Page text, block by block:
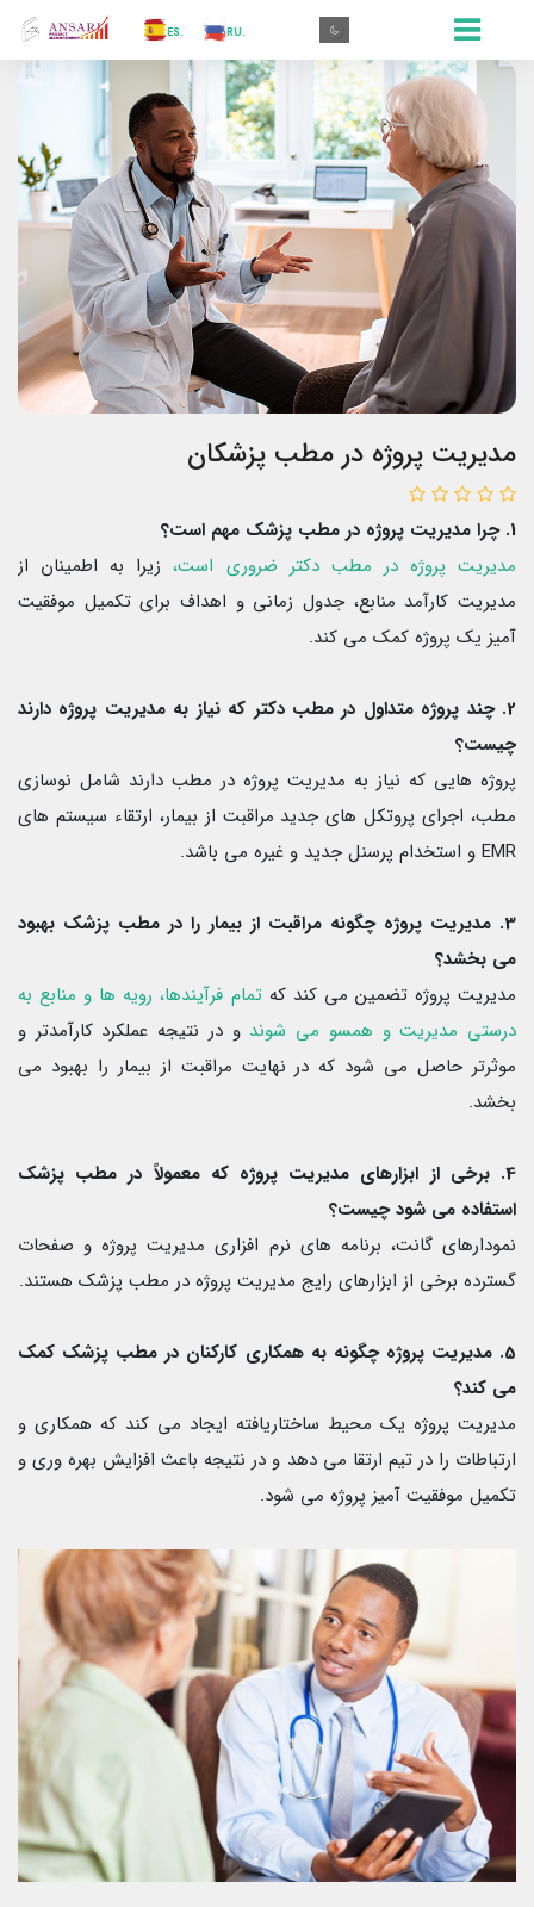
.IN
مدیریت پروژه در مطب پزشکان
1. چرا مدیریت پروژه در مطب پزشک مهم است؟
مدیریت پروژه در مطب دکتر ضروری است،زیرا به اطمینان از
مدیریت کارآمد منابع، جدول زمانی و اهداف برای تکمیل موفقیت
آمیز یک پروژه کمک می کند.
2. چند پروژه متداول در مطب دکتر که نیاز به مدیریت پروژه دارند
چیست؟
پروژه هایی که نیاز به مدیریت پروژه در مطب دارند شامل نوسازی
مطب، اجرای پروتکل های جدید مراقبت از بیمار، ارتقاء سیستم های
EMR و استخدام پرسنل جدید و غیره می باشد.
3. مدیریت پروژه چگونه مراقبت از بیمار را در مطب پزشک بهبود
می بخشد؟
مدیریت پروژه تضمین می کند کهتمام فرآیندها، رویه ها و منابع به
درستی مدیریت و همسو می شوند و در نتیجه عملکرد کارآمدتر و
موثرتر حاصل می شود که در نهایت مراقبت از بیمار را بهبود می
بخشد.
4. برخی از ابزارهای مدیریت پروژه که معمولاً در مطب پزشک
استفاده می شود چیست؟
نمودارهای گانت، برنامه های نرم افزاری مدیریت پروژه و صفحات
گسترده برخی از ابزارهای رایج مدیریت پروژه در مطب پزشک هستند.
5. مدیریت پروژه چگونه به همکاری کارکنان در مطب پزشک کمک
می کند؟
مدیریت پروژه یک محیط ساختاریافته ایجاد می کند که همکاری و
ارتباطات را در تیم ارتقا می دهد و در نتیجه باعث افزایش بهره وری و
تکمیل موفقیت آمیز پروژه می شود.